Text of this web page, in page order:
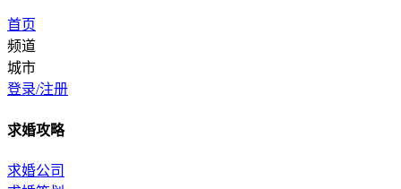
首页
频道
城市
登录/注册
求婚攻略
求婚公司